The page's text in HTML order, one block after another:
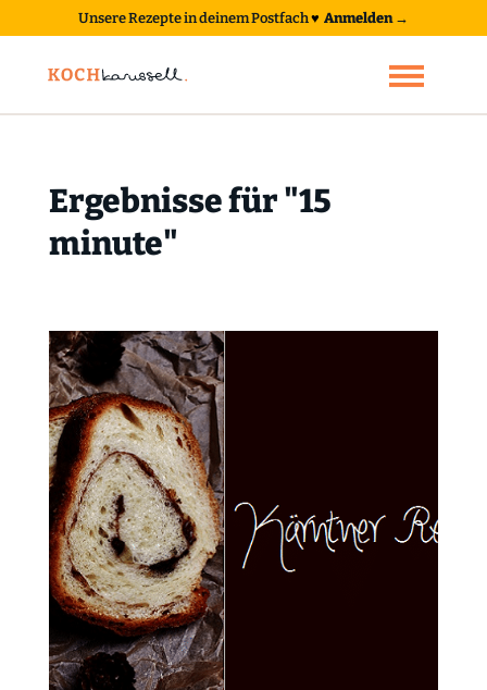
Unsere Rezepte in deinem Postfach♥ Anmelden →
Ergebnisse für "15
minute"